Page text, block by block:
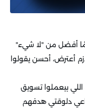
أعترض، أحسن يقولوا
اللي بيعملوا تسويق
دلوقتي هدفهم